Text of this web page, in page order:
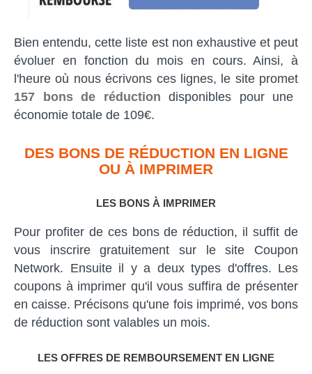
Bien entendu, cette liste est non exhaustive et peut
évoluer en fonction du mois en cours. Ainsi, à
l'heure où nous écrivons ces lignes, le site promet
157 bons de réduction disponibles pour une
économie totale de 109€.
DES BONS DE RÉDUCTION EN LIGNE
OU À IMPRIMER
LES BONS À IMPRIMER
Pour profiter de ces bons de réduction, il suffit de
vous inscrire gratuitement sur le site Coupon
Network. Ensuite il y a deux types d'offres. Les
coupons à imprimer qu'il vous suffira de présenter
en caisse. Précisons qu'une fois imprimé, vos bons
de réduction sont valables un mois.
LES OFFRES DE REMBOURSEMENT EN LIGNE